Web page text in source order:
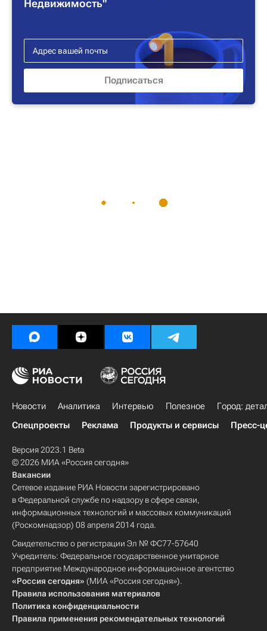
Недвижимость"
Новости Аналитика Интервью Полезное
Город:
Спецпроекты
Реклама Продукты и сервисы Пресс-
Версия 2023.1 Beta
© 2026 МИА «Россия сегодня»
Вакансии
Сетевое издание РИА Новости зарегистрировано
в Федеральной службе по надзору в сфере связи,
информационных технологий и массовых коммуникаций
(Роскомнадзор) 08 апреля 2014 года.
Свидетельство о регистрации Эл № ФС77-57640
Учредитель: Федеральное государственное унитарное
предприятие Международное информационное агентство
«Россия сегодня» (МИА «Россия сегодня»).
Правила использования материалов
Политика конфиденциальности
Правила применения рекомендательных технологий